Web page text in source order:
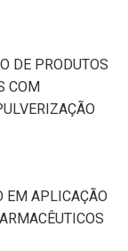
DE PRODUTOS
COM
EM APLICAÇÃO